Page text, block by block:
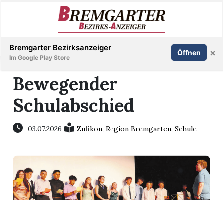
Immobilien
Veranstaltungen
Stellen
E-
Paper
Inserieren Abonnieren Anmelden
Bewegender
Schulabschied
03.07.2026 Zufikon,Region Bremgarten,Schule
Bremgarter Bezirksanzeiger
Im Google Play Store
Öffnen ×